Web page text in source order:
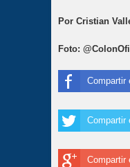
Por Cristian
Foto:
Compartir
Compartir
Compartir